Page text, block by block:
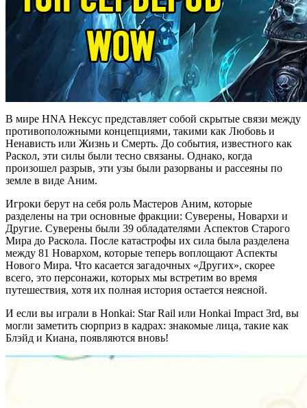
В мире HNA Нексус представляет собой скрытые связи между
противоположными концепциями, такими как Любовь и
Ненависть или Жизнь и Смерть. До события, известного как
Раскол, эти силы были тесно связаны. Однако, когда
произошел разрыв, эти узы были разорваны и рассеяны по
земле в виде Аним.
Игроки берут на себя роль Мастеров Аним, которые
разделены на три основные фракции: Суверены, Новархи и
Другие. Суверены были 39 обладателями Аспектов Старого
Мира до Раскола. После катастрофы их сила была разделена
между 81 Новархом, которые теперь воплощают Аспекты
Нового Мира. Что касается загадочных «Других», скорее
всего, это персонажи, которых мы встретим во время
путешествия, хотя их полная история остается неясной.
И если вы играли в Honkai: Star Rail или Honkai Impact 3rd, вы
могли заметить сюрприз в кадрах: знакомые лица, такие как
Блэйд и Киана, появляются вновь!